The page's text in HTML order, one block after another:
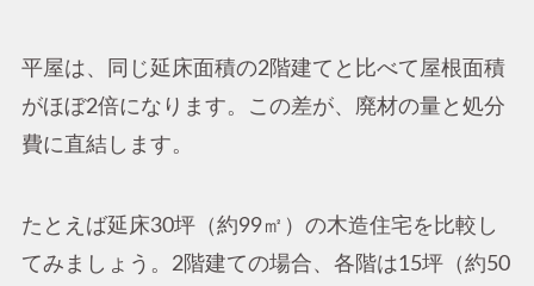
平屋は、同じ延床面積の2階建てと比べて屋根面積
がほぼ2倍になります。この差が、廃材の量と処分
費に直結します。
たとえば延床30坪（約99㎡）の木造住宅を比較し
てみましょう。2階建ての場合、各階は15坪（約50